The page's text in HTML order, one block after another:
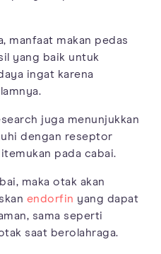
manfaat makan pedas
yang baik untuk
ingat karena
juga menunjukkan
dengan reseptor
pada cabai.
maka otak akan
endorfin yang dapat
sama seperti
saat berolahraga.